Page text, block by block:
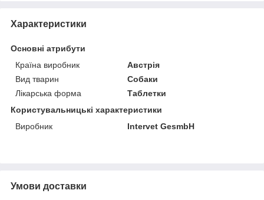
Характеристики
Основні атрибути
Країна виробник
Австрія
Вид тварин
Собаки
Лікарська форма
Таблетки
Користувальницькі характеристики
Виробник
Intervet GesmbH
Умови доставки